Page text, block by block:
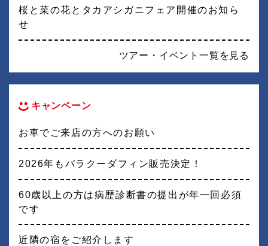
桜と菜の花とタカアシガニフェア開催のお知ら
せ
ツアー・イベント一覧を見る
キャンペーン
お車でご来店の方へのお願い
2026年もバラクーダフィン販売決定！
60歳以上の方は病歴診断書の提出が年一回必須
です
近隣の宿をご紹介します